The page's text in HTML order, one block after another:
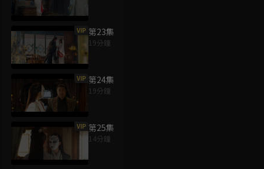
VIP 第23集
19分鐘
VIP 第24集
19分鐘
VIP 第25集
14分鐘